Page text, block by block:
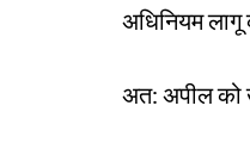
अधिनियम लागू
अत: अपील को